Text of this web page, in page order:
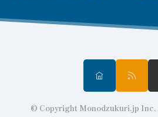
© Copyright Monodzukuri.jp